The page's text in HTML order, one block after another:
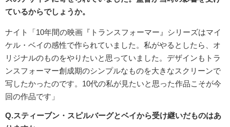
ているからでしょうか。
ナイト「10年間の映画『トランスフォーマー』シリーズはマイ
ケル・ベイの感性で作られていました。私がやるとしたら、オ
リジナルのものをやりたいと思っていました。デザインもトラ
ンスフォーマー創成期のシンプルなものを大きなスクリーンで
写したかったのです。10代の私が見たいと思った作品こそが今
回の作品です」
Q.スティーブン・スピルバーグとベイから受け継いだものはあ